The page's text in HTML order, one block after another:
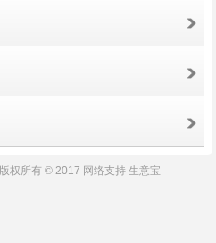
版权所有 © 2017 网络支持 生意宝